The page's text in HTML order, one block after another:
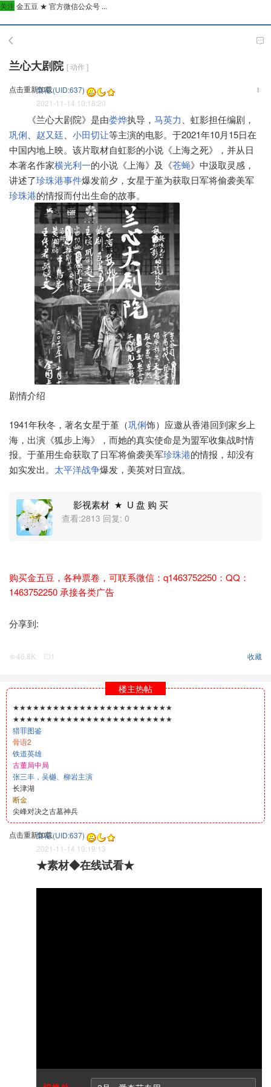
关注 金五豆 ★ 官方微信公众号 ...
兰心大剧院 [ 动作 ]
点击重新加载梨花 (UID:637)
2021-11-14 10:18:20
《兰心大剧院》是由娄烨执导， 马英力 、虹影担任编剧，
巩俐
赵又廷 小田切让等主演的电影。于2021年10月15日在
中国内地上映。 该片取材自虹影的小说《上海之死》，并从日
本著名作家横光利一的小说《上海》及《苍蝇》中汲取灵感，
讲述了珍珠港事件爆发前夕，女星于堇为获取日军将偷袭美军
珍珠港的情报而付出生命的故事。
剧情介绍
1941年秋冬，著名女星于堇（巩俐饰）应邀从香港回到家乡上
海，出演《狐步上海》，而她的真实使命是为盟军收集战时情
报。于堇用生命获取了日军将偷袭美军珍珠港的情报，却没有
如实发出。
太平洋战争爆发，美英对日宣战。
影视素材 ★ U 盘 购 买
查看:2813 回复: 0
购买金五豆，各种票卷，可联系微信：q1463752250：QQ：
1463752250 承接各类广告
分享到:
46.8K 1 收藏
楼主热帖
★★★★★★★★★★★★★★★★★★★★★★★★
★★★★★★★★★★★★★★★★★★★★★★★★
猎罪图鉴
骨语2
铁道英雄
古董局中局
张三丰，吴樾、柳岩主演
长津湖
断金
尖峰对决之古墓神兵
点击重新加载梨花 (UID:637)
2021-11-14 10:19:13
★素材◆在线试看★